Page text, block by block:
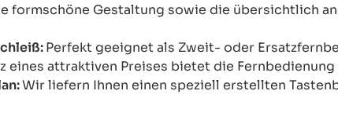
formschöne Gestaltung sowie die übersichtlich
Perfekt geeignet als Zweit- oder
eines attraktiven Preises bietet die
Wir liefern Ihnen einen speziell erstellten